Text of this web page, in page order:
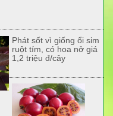
Phát sốt vì giống ổi sim
ruột tím, có hoa nở giá
1,2 triệu đ/cây